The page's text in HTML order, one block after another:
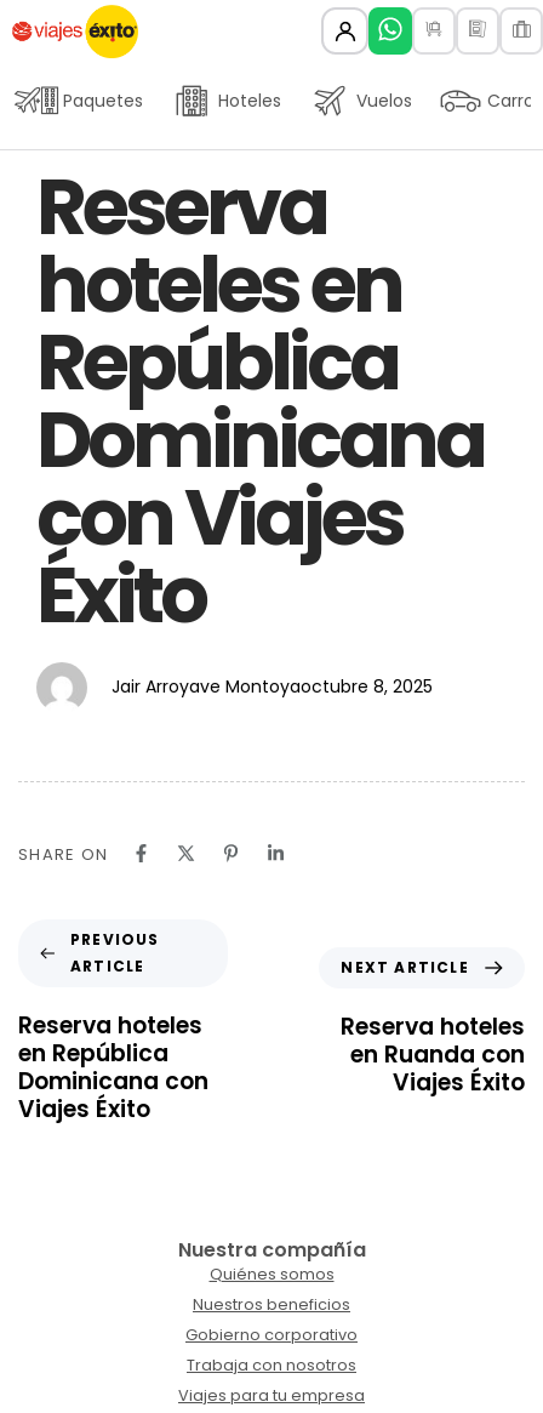
Paquetes Hoteles Vuelos Carros
IN:
Reserva
hoteles en
República
Dominicana
con Viajes
Éxito
Jair Arroyave Montoya
on:
octubre 8, 2025
SHARE ON
PREVIOUS
ARTICLE
Reserva hoteles
en República
Dominicana con
Viajes Éxito
NEXT ARTICLE
Reserva hoteles
en Ruanda con
Viajes Éxito
Nuestra compañía
Quiénes somos
Nuestros beneficios
Gobierno corporativo
Trabaja con nosotros
Viajes para tu empresa